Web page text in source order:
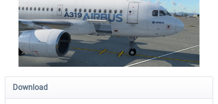
Diamond DA-62
Cessna 208 Grand Caravan
Download